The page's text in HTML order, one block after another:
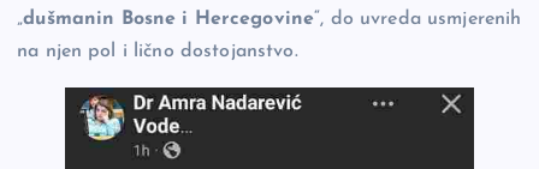
„dušmanin Bosne i Hercegovine“, do uvreda usmjerenih
na njen pol i lično dostojanstvo.